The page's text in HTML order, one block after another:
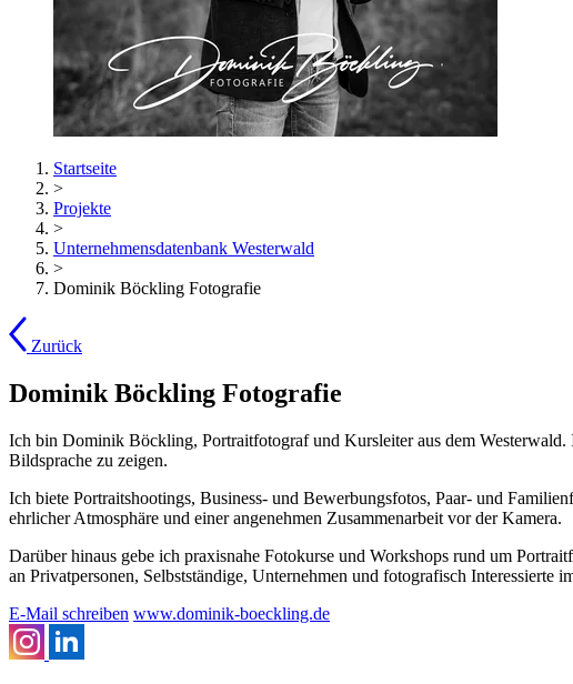
Startseite
>
Projekte
>
Unternehmensdatenbank Westerwald
>
Dominik Böckling Fotografie
Zurück
Dominik Böckling Fotografie
Ich bin Dominik Böckling, Portraitfotograf und Kursleiter aus dem
Bildsprache zu zeigen.
Ich biete Portraitshootings, Business- und Bewerbungsfotos, Paar- und
ehrlicher Atmosphäre und einer angenehmen Zusammenarbeit vor der Kamera.
Darüber hinaus gebe ich praxisnahe Fotokurse und Workshops rund um
an Privatpersonen, Selbstständige, Unternehmen und fotografisch Interessierte
E-Mail schreiben www.dominik-boeckling.de